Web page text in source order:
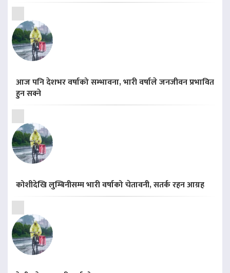
आज पनि देशभर वर्षाको सम्भावना, भारी वर्षाले जनजीवन प्रभावित
हुन सक्ने
कोशीदेखि लुम्बिनीसम्म भारी वर्षाको चेतावनी, सतर्क रहन आग्रह